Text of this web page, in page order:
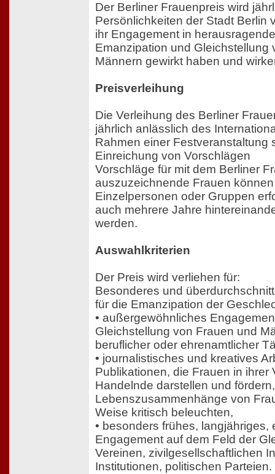
Der Berliner Frauenpreis wird
Persönlichkeiten der Stadt Berlin
ihr Engagement in
Emanzipation und Gleichstellung
Männern gewirkt haben und
Preisverleihung
Die Verleihung des Berliner
jährlich anlässlich des
Rahmen einer Festveranstaltung
Einreichung von Vorschlägen
Vorschläge für mit dem Berliner
auszuzeichnende Frauen
Einzelpersonen oder Gruppen
auch mehrere Jahre
werden.
Auswahlkriterien
Der Preis wird verliehen für:
Besonderes und
für die Emanzipation der
• außergewöhnliches
Gleichstellung von Frauen und
beruflicher oder ehrenamtlicher
• journalistisches und kreatives
Publikationen, die Frauen in ihrer
Handelnde darstellen und
Lebenszusammenhänge von
Weise kritisch beleuchten,
• besonders frühes, langjähriges,
Engagement auf dem Feld der
Vereinen, zivilgesellschaftlichen
Institutionen, politischen Parteien.